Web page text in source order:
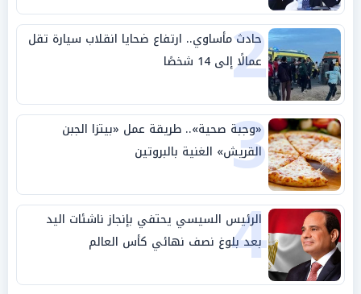
2
حادث مأساوي.. ارتفاع ضحايا انقلاب سيارة تقل
عمالًا إلى 14 شخصًا
3
«وجبة صحية».. طريقة عمل «بيتزا الجبن
القريش» الغنية بالبروتين
4
الرئيس السيسي يحتفي بإنجاز ناشئات اليد
بعد بلوغ نصف نهائي كأس العالم